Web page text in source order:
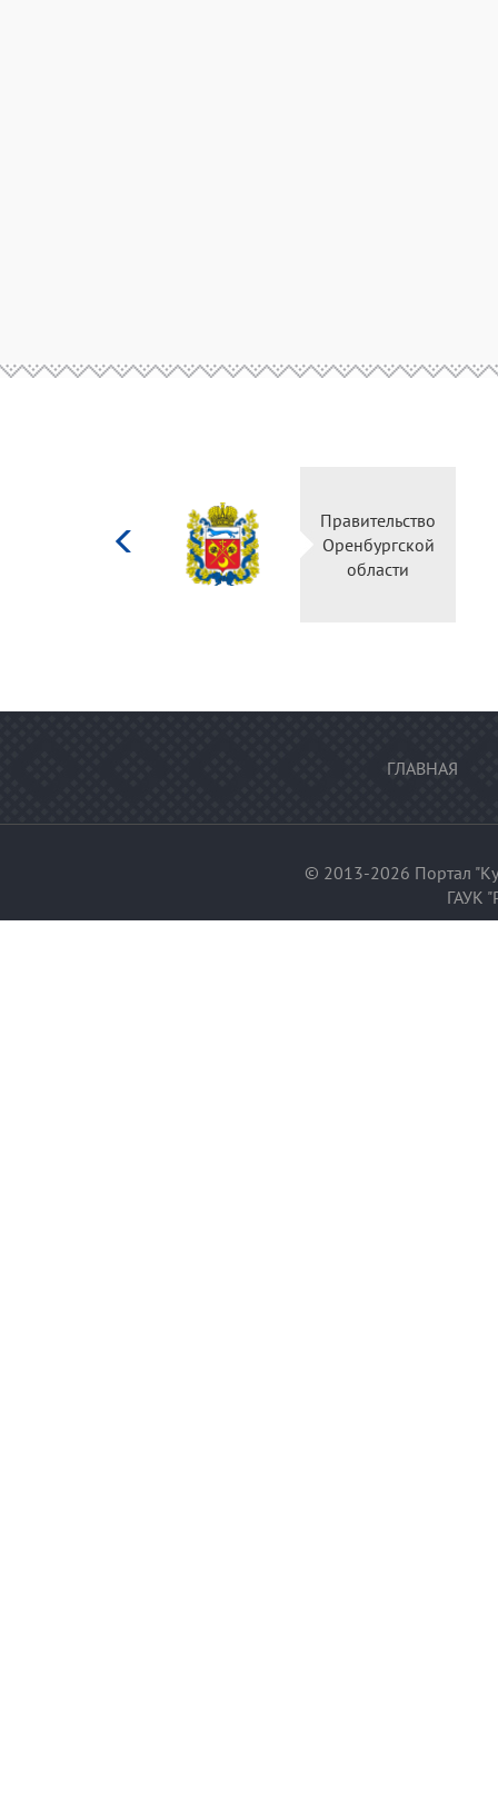
Правительство
Оренбургской
области
ГЛАВНАЯ
© 2013-2026 Портал
ГАУК